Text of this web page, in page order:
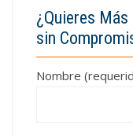
¿Quieres
sin
Nombre